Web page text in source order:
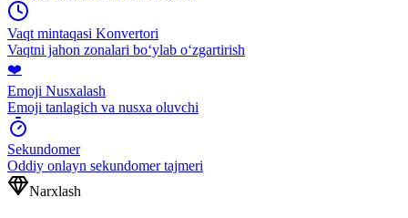
Vaqt mintaqasi Konvertori
Vaqtni jahon zonalari boʻylab oʻzgartirish
❤️
Emoji Nusxalash
Emoji tanlagich va nusxa oluvchi
Sekundomer
Oddiy onlayn sekundomer tajmeri
Narxlash